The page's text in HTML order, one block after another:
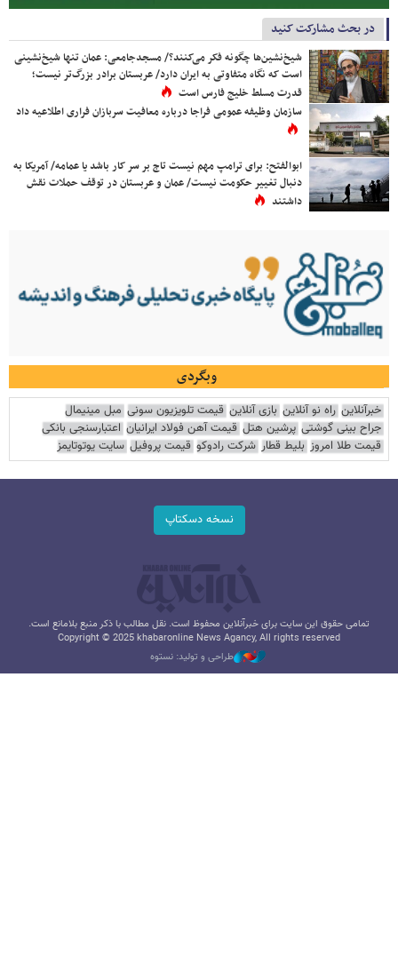
در بحث مشارکت کنید
شیخ‌نشین‌ها چگونه فکر می‌کنند؟/ مسجدجامعی: عمان تنها شیخ‌نشینی
است که نگاه متفاوتی به ایران دارد/ عربستان برادر بزرگ‌تر نیست؛
قدرت مسلط خلیج فارس است
سازمان وظیفه عمومی فراجا درباره معافیت سربازان فراری اطلاعیه داد
ابوالفتح: برای ترامپ مهم نیست تاج بر سر کار باشد یا عمامه/ آمریکا به
دنبال تغییر حکومت نیست/ عمان و عربستان در توقف حملات نقش
داشتند
وبگردی
خبرآنلاین راه نو آنلاین بازی آنلاین قیمت تلویزیون سونی مبل مینیمال
جراح بینی گوشتی پرشین هتل قیمت آهن فولاد ایرانیان اعتبارسنجی بانکی
قیمت طلا امروز بلیط قطار شرکت رادوکو قیمت پروفیل سایت یوتوتایمز
نسخه دسکتاپ
تمامی حقوق این سایت برای خبرآنلاین محفوظ است. نقل مطالب با ذکر منبع بلامانع است.
Copyright © 2025 khabaronline News Agancy, All rights reserved
طراحی و تولید: نستوه